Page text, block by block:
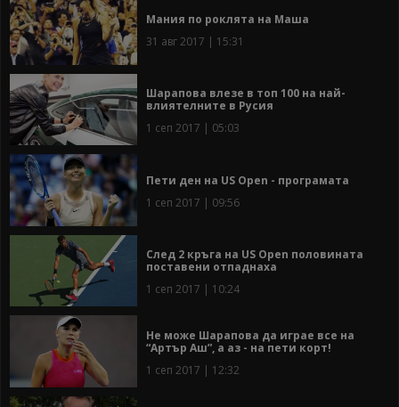
Мания по роклята на Маша
31 авг 2017 | 15:31
Шарапова влезе в топ 100 на най-
влиятелните в Русия
1 сеп 2017 | 05:03
Пети ден на US Open - програмата
1 сеп 2017 | 09:56
След 2 кръга на US Open половината
поставени отпаднаха
1 сеп 2017 | 10:24
Не може Шарапова да играе все на
“Артър Аш”, а аз - на пети корт!
1 сеп 2017 | 12:32